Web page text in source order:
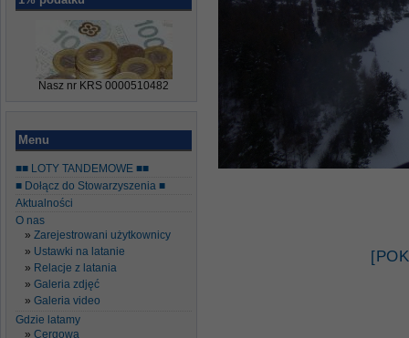
Nasz nr KRS 0000510482
Menu
■■ LOTY TANDEMOWE ■■
■ Dołącz do Stowarzyszenia ■
Aktualności
O nas
Zarejestrowani użytkownicy
Ustawki na latanie
Relacje z latania
Galeria zdjęć
Galeria video
Gdzie latamy
Cergowa